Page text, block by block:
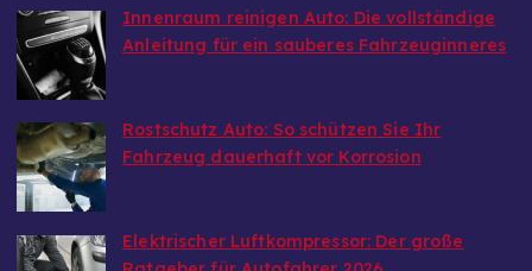
Innenraum reinigen Auto: Die vollständige
Anleitung für ein sauberes Fahrzeuginneres
Rostschutz Auto: So schützen Sie Ihr
Fahrzeug dauerhaft vor Korrosion
Elektrischer Luftkompressor: Der große